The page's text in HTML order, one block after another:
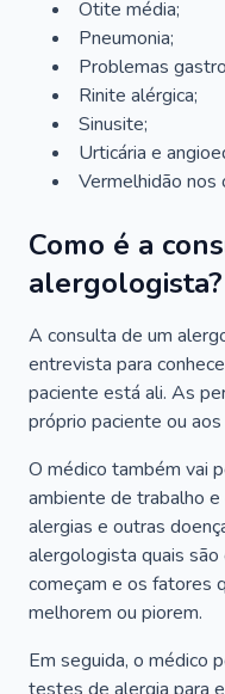
Otite média;
Pneumonia;
Problemas
Rinite alérgica;
Sinusite;
Urticária e
Vermelhidão nos
Como é a
alergologista?
A consulta de um
entrevista para
paciente está ali. As
próprio paciente ou
O médico também vai
ambiente de trabalho
alergias e outras
alergologista quais
começam e os fatores
melhorem ou piorem.
Em seguida, o médico